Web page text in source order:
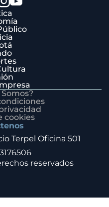
cookies
Terpel Oficina 501
reservados